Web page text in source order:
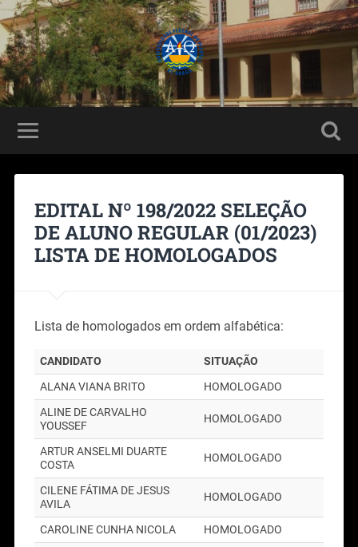
EDITAL Nº 198/2022 SELEÇÃO
DE ALUNO REGULAR (01/2023)
LISTA DE HOMOLOGADOS
Lista de homologados em ordem alfabética:
CANDIDATO
SITUAÇÃO
ALANA VIANA BRITO
HOMOLOGADO
ALINE DE CARVALHO
YOUSSEF
HOMOLOGADO
ARTUR ANSELMI DUARTE
COSTA
HOMOLOGADO
CILENE FÁTIMA DE JESUS
AVILA
HOMOLOGADO
CAROLINE CUNHA NICOLA
HOMOLOGADO